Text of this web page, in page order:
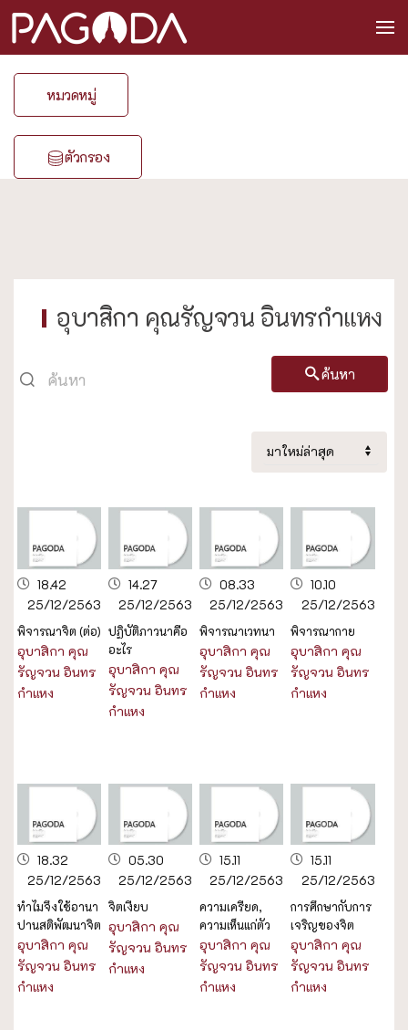
หมวดหมู่
ตัวกรอง
อุบาสิกา คุณรัญจวน อินทรกำแหง
ค้นหา
18.42
25/12/2563
พิจารณาจิต (ต่อ)
อุบาสิกา คุณ
รัญจวน อินทร
กำแหง
14.27
25/12/2563
ปฏิบัติภาวนาคือ
อะไร
อุบาสิกา คุณ
รัญจวน อินทร
กำแหง
08.33
25/12/2563
พิจารณาเวทนา
อุบาสิกา คุณ
รัญจวน อินทร
กำแหง
10.10
25/12/2563
พิจารณากาย
อุบาสิกา คุณ
รัญจวน อินทร
กำแหง
18.32
25/12/2563
ทำไมจึงใช้อานา
ปานสติพัฒนาจิต
อุบาสิกา คุณ
รัญจวน อินทร
กำแหง
05.30
25/12/2563
จิตเงียบ
อุบาสิกา คุณ
รัญจวน อินทร
กำแหง
15.11
25/12/2563
ความเครียด,
ความเห็นแก่ตัว
อุบาสิกา คุณ
รัญจวน อินทร
กำแหง
15.11
25/12/2563
การศึกษากับการ
เจริญของจิต
อุบาสิกา คุณ
รัญจวน อินทร
กำแหง